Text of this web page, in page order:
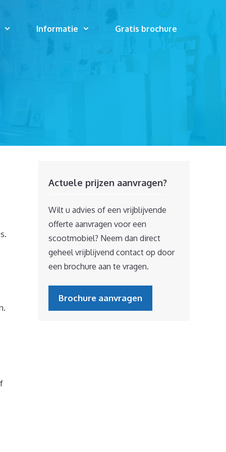
Informatie Gratis brochure
Actuele prijzen aanvragen?
Wilt u advies of een vrijblijvende
offerte aanvragen voor een
scootmobiel? Neem dan direct
geheel vrijblijvend contact op door
een brochure aan te vragen.
Brochure aanvragen